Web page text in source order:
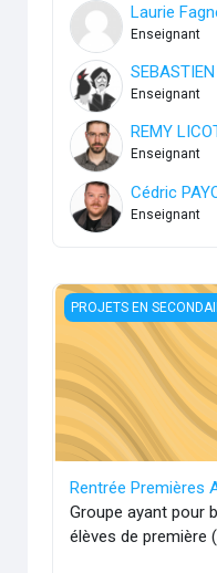
Laurie
Enseignant
Enseignant
REMY
Enseignant
Cédric
Enseignant
Rentrée Premières
PROJETS EN
Rentrée Premières
Groupe ayant pour
élèves de première